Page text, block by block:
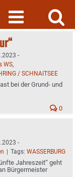
-
WS,
/ SCHNAITSEE
bei der Grund- und
0
-
| Tags: WASSERBURG
Jahreszeit“ geht
Bürgermeister